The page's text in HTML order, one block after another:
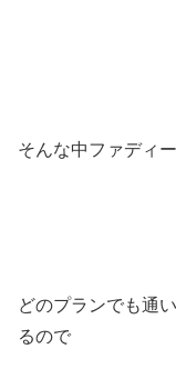
そんな中ファディ
どのプランでも通
るので